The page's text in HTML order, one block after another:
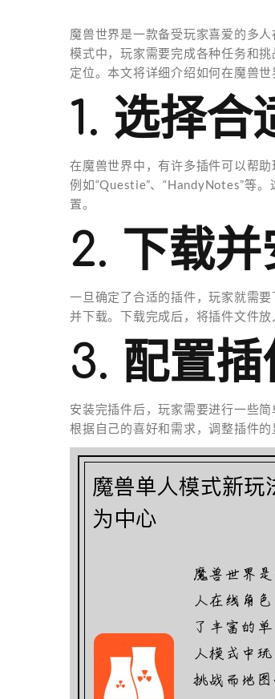
魔兽世界是一款备受玩家喜爱的多
模式中，玩家需要完成各种任务和
定位。本文将详细介绍如何在魔兽
1. 选择合
在魔兽世界中，有许多插件可以帮
例如“Questie”、“HandyNotes”等
置。
2. 下载
一旦确定了合适的插件，玩家就需
并下载。下载完成后，将插件文件
3. 配置插
安装完插件后，玩家需要进行一些
根据自己的喜好和需求，调整插件